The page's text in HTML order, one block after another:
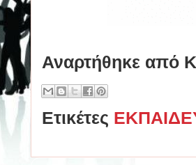
Αναρτήθηκε από
Ετικέτες